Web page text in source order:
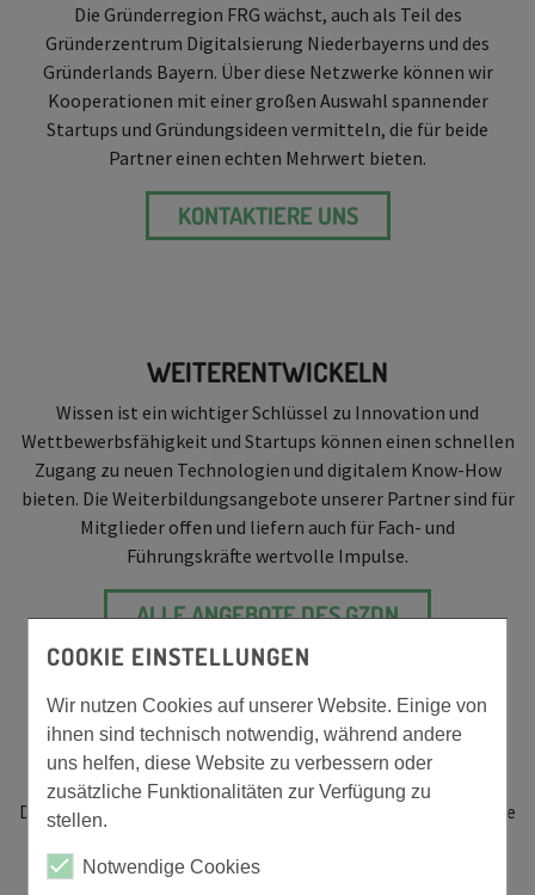
Die Gründerregion FRG wächst, auch als Teil des
Gründerzentrum Digitalsierung Niederbayerns und des
Gründerlands Bayern. Über diese Netzwerke können wir
Kooperationen mit einer großen Auswahl spannender
Startups und Gründungsideen vermitteln, die für beide
Partner einen echten Mehrwert bieten.
KONTAKTIERE UNS
WEITERENTWICKELN
Wissen ist ein wichtiger Schlüssel zu Innovation und
Wettbewerbsfähigkeit und Startups können einen schnellen
Zugang zu neuen Technologien und digitalem Know-How
bieten. Die Weiterbildungsangebote unserer Partner sind für
Mitglieder offen und liefern auch für Fach- und
Führungskräfte wertvolle Impulse.
ALLE ANGEBOTE DES GZDN
INVESTIEREN
Digitale Geschäftsmodelle können schnell wachsen und neue
Verfügbarkeit von Kapital voraus, die auch eine spannende
COOKIE EINSTELLUNGEN
Wir nutzen Cookies auf unserer Website. Einige von
ihnen sind technisch notwendig, während andere
uns helfen, diese Website zu verbessern oder
zusätzliche Funktionalitäten zur Verfügung zu
stellen.
Notwendige Cookies